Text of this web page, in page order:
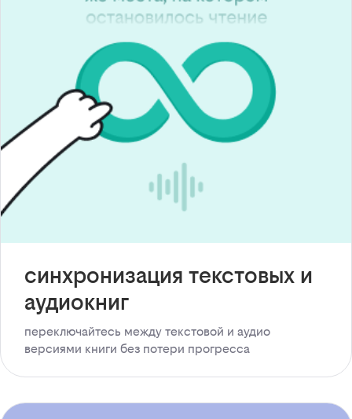
синхронизация текстовых и
аудиокниг
переключайтесь между текстовой и аудио
версиями книги без потери прогресса